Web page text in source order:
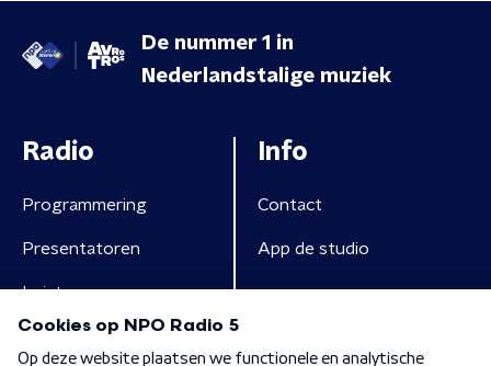
De nummer 1 in
Nederlandstalige muziek
Radio
Programmering
Presentatoren
Luisteren
Info
Contact
App de studio